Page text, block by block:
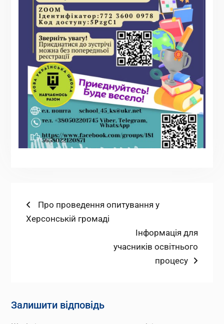
Навігація
записів
Попередній
запис:
Про проведення опитування у
Херсонській громаді
Наступний
запис:
Інформація для
учасників освітнього
процесу
Залишити відповідь